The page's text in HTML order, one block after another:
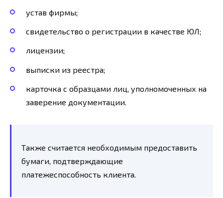
устав фирмы;
свидетельство о регистрации в качестве ЮЛ;
лицензии;
выписки из реестра;
карточка с образцами лиц, уполномоченных на
заверение документации.
Также считается необходимым предоставить
бумаги, подтверждающие
платежеспособность клиента.